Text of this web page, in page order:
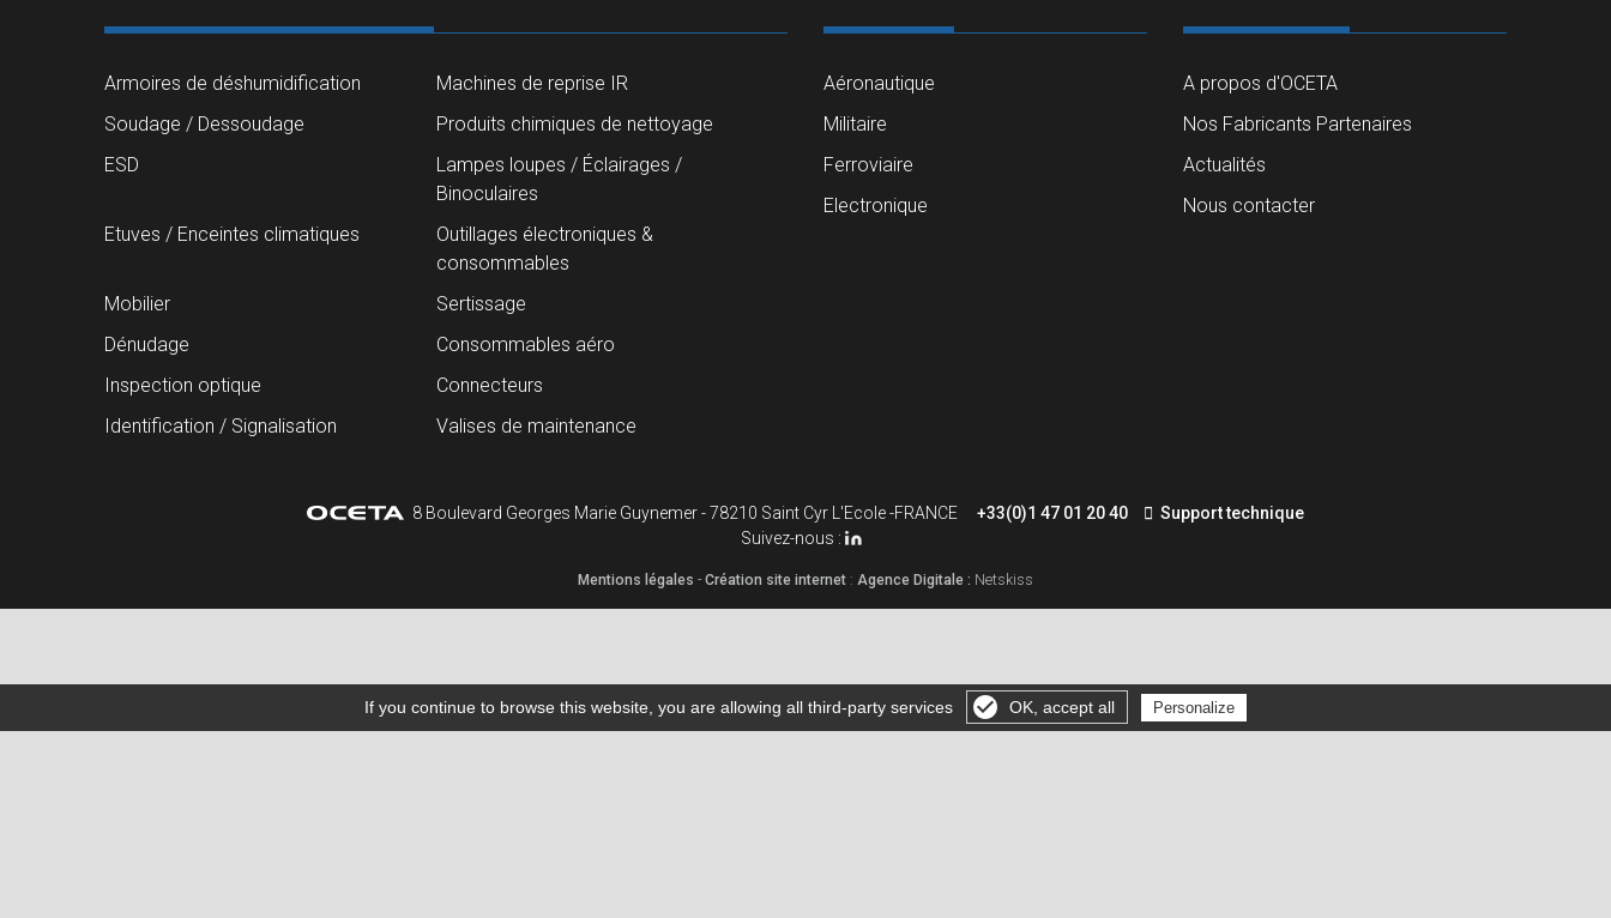
Armoires de déshumidification
Machines de reprise IR
Soudage / Dessoudage
Produits chimiques de nettoyage
ESD
Lampes loupes / Éclairages /
Binoculaires
Etuves / Enceintes climatiques
Outillages électroniques &
consommables
Mobilier
Sertissage
Dénudage
Consommables aéro
Inspection optique
Connecteurs
Identification / Signalisation
Valises de maintenance
Aéronautique
Militaire
Ferroviaire
Electronique
A propos d'OCETA
Nos Fabricants Partenaires
Actualités
Nous contacter
8 Boulevard Georges Marie Guynemer - 78210 Saint Cyr L'Ecole -FRANCE +33(0)1 47 01 20 40
Support technique
Suivez-nous :
Mentions légales - Création site internet : Agence Digitale : Netskiss
If you continue to browse this website, you are allowing all third-party services OK, accept all Personalize